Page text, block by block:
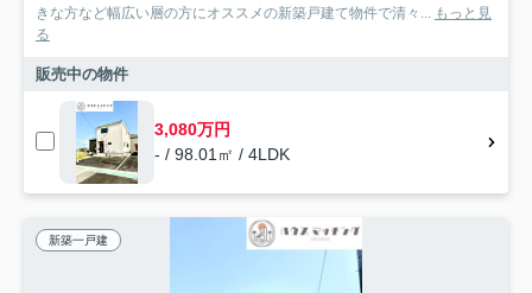
きな方など幅広い層の方にオススメの新築戸建て物件で清々...
もっと見
る
販売中の物件
3,080万円
- / 98.01㎡ / 4LDK
新築一戸建